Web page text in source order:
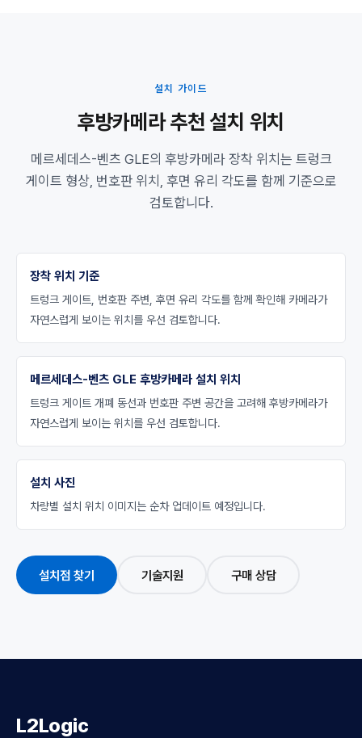
설치 가이드
후방카메라 추천 설치 위치
메르세데스-벤츠 GLE의 후방카메라 장착 위치는 트렁크
게이트 형상, 번호판 위치, 후면 유리 각도를 함께 기준으로
검토합니다.
장착 위치 기준
트렁크 게이트, 번호판 주변, 후면 유리 각도를 함께 확인해 카메라가
자연스럽게 보이는 위치를 우선 검토합니다.
메르세데스-벤츠 GLE 후방카메라 설치 위치
트렁크 게이트 개폐 동선과 번호판 주변 공간을 고려해 후방카메라가
자연스럽게 보이는 위치를 우선 검토합니다.
설치 사진
차량별 설치 위치 이미지는 순차 업데이트 예정입니다.
설치점 찾기 기술지원 구매 상담
L2Logic